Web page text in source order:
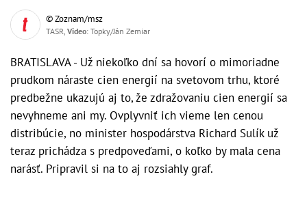
© Zoznam/msz
TASR, Video: Topky/Ján Zemiar
BRATISLAVA - Už niekoľko dní sa hovorí o mimoriadne
prudkom náraste cien energií na svetovom trhu, ktoré
predbežne ukazujú aj to, že zdražovaniu cien energií sa
nevyhneme ani my. Ovplyvniť ich vieme len cenou
distribúcie, no minister hospodárstva Richard Sulík už
teraz prichádza s predpoveďami, o koľko by mala cena
narásť. Pripravil si na to aj rozsiahly graf.